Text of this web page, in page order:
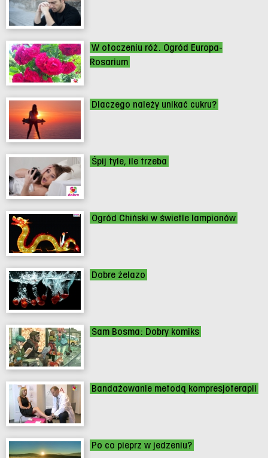
W otoczeniu róż. Ogród Europa-
Rosarium
Dlaczego należy unikać cukru?
Śpij tyle, ile trzeba
Ogród Chiński w świetle lampionów
Dobre żelazo
Sam Bosma: Dobry komiks
Bandażowanie metodą kompresjoterapii
Po co pieprz w jedzeniu?